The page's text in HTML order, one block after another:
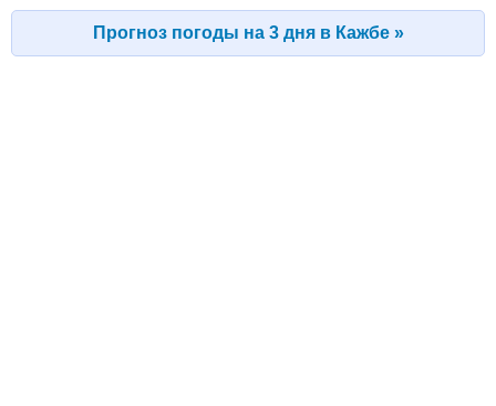
Прогноз погоды на 3 дня в Кажбе »